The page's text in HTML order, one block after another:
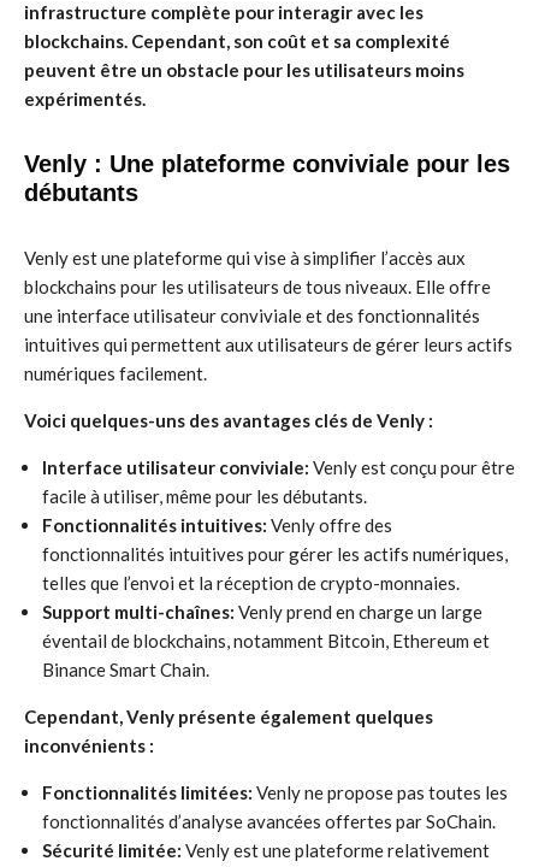
infrastructure complète pour interagir avec les
blockchains. Cependant, son coût et sa complexité
peuvent être un obstacle pour les utilisateurs moins
expérimentés.
Venly : Une plateforme conviviale pour les
débutants
Venly est une plateforme qui vise à simplifier l’accès aux
blockchains pour les utilisateurs de tous niveaux. Elle offre
une interface utilisateur conviviale et des fonctionnalités
intuitives qui permettent aux utilisateurs de gérer leurs actifs
numériques facilement.
Voici quelques-uns des avantages clés de Venly :
Interface utilisateur conviviale: Venly est conçu pour être
facile à utiliser, même pour les débutants.
Fonctionnalités intuitives: Venly offre des
fonctionnalités intuitives pour gérer les actifs numériques,
telles que l’envoi et la réception de crypto-monnaies.
Support multi-chaînes: Venly prend en charge un large
éventail de blockchains, notamment Bitcoin, Ethereum et
Binance Smart Chain.
Cependant, Venly présente également quelques
inconvénients :
Fonctionnalités limitées: Venly ne propose pas toutes les
fonctionnalités d’analyse avancées offertes par SoChain.
Sécurité limitée: Venly est une plateforme relativement